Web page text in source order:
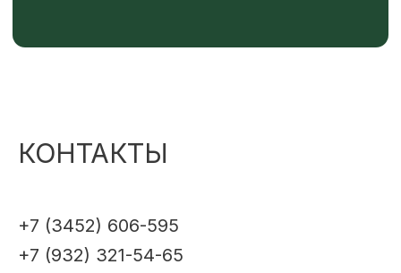
КОНТАКТЫ
+7 (3452) 606-595
+7 (932) 321-54-65